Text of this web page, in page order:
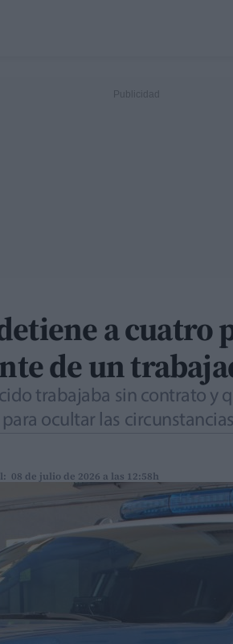
a cuatro
de un
trabajaba sin contrato y
ocultar las
08 de julio de 2026 a las 12:58h